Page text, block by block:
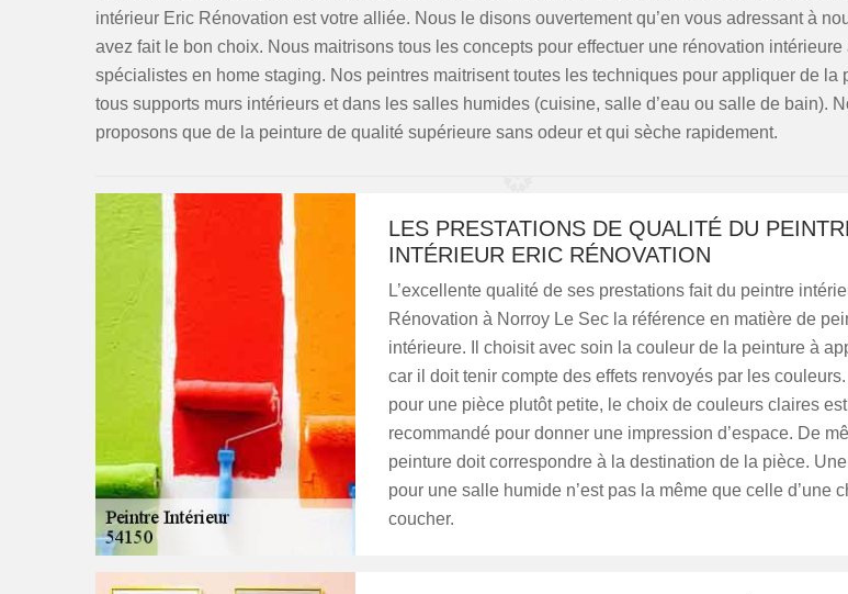
intérieur Eric Rénovation est votre alliée. Nous le disons ouvertement qu’en vous adressant à
avez fait le bon choix. Nous maitrisons tous les concepts pour effectuer une rénovation intérieure
spécialistes en home staging. Nos peintres maitrisent toutes les techniques pour appliquer de la
tous supports murs intérieurs et dans les salles humides (cuisine, salle d’eau ou salle de bain).
proposons que de la peinture de qualité supérieure sans odeur et qui sèche rapidement.
LES PRESTATIONS DE QUALITÉ DU
INTÉRIEUR ERIC RÉNOVATION
L’excellente qualité de ses prestations fait du peintre
Rénovation à Norroy Le Sec la référence en matière de
intérieure. Il choisit avec soin la couleur de la peinture à
car il doit tenir compte des effets renvoyés par les
pour une pièce plutôt petite, le choix de couleurs claires est
recommandé pour donner une impression d’espace. De
peinture doit correspondre à la destination de la pièce.
pour une salle humide n’est pas la même que celle d’une
coucher.